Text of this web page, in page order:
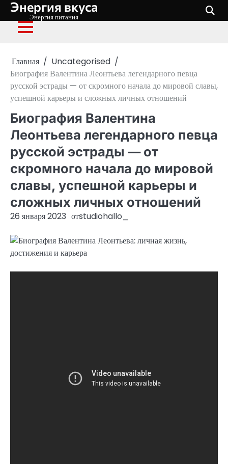
Перейти
содержимому
Энергия вкуса
Энергия питания
Главная
Uncategorised
Биография Валентина Леонтьева легендарного певца
русской эстрады — от скромного начала до мировой славы,
успешной карьеры и сложных личных отношений
Биография Валентина
Леонтьева легендарного певца
русской эстрады — от
скромного начала до мировой
славы, успешной карьеры и
сложных личных отношений
26 января 2023 отstudiohallo_